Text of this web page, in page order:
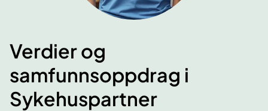
Verdier og
samfunnsoppdrag i
Sykehuspartner